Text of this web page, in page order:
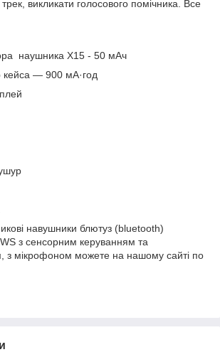
викликати голосового помічника. Все
наушника X15 - 50 мАч
кейса — 900 мА·год
навушники блютуз (bluetooth)
з сенсорним керуванням та
з мікрофоном можете на нашому сайті по